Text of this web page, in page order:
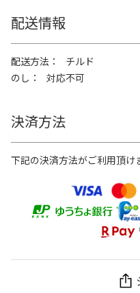
配送情報
配送方法
チルド
のし
対応不可
決済方法
下記の決済方法がご利用頂け